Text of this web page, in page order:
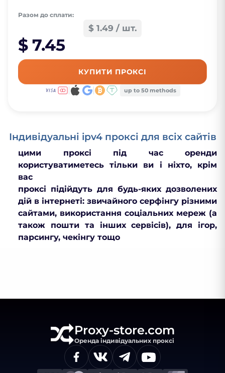
Разом до сплати:
$ 1.49 / шт.
$ 7.45
КУПИТИ ПРОКСІ
up to 50 methods
Індивідуальні ipv4 проксі для всіх сайтів
цими проксі під час оренди
користуватиметесь тільки ви і ніхто, крім
вас
проксі підійдуть для будь-яких дозволених
дій в інтернеті: звичайного серфінгу різними
сайтами, використання соціальних мереж (а
також пошти та інших сервісів), для ігор,
парсингу, чекінгу тощо
Proxy-store.com
Оренда індивідуальних проксі